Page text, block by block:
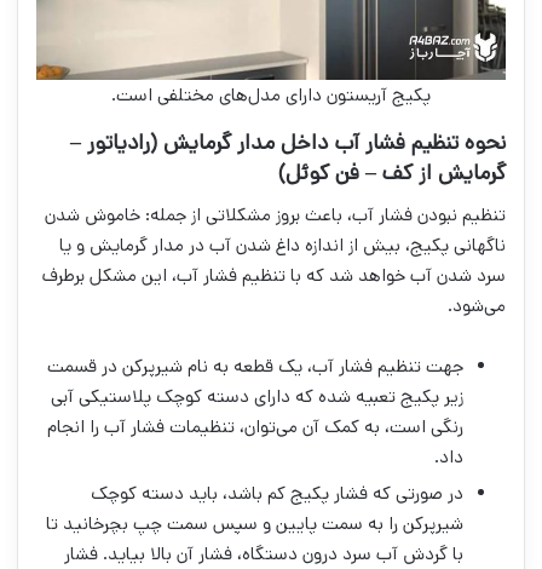
پکیج آریستون دارای مدل‌های مختلفی است.
نحوه تنظیم فشار آب داخل مدار گرمایش (رادیاتور –
گرمایش از کف – فن کوئل)
تنظیم نبودن فشار آب، باعث بروز مشکلاتی از جمله: خاموش شدن
ناگهانی پکیج، بیش از اندازه داغ شدن آب در مدار گرمایش و یا
سرد شدن آب خواهد شد که با تنظیم فشار آب، این مشکل برطرف
می‌شود.
جهت تنظیم فشار آب، یک قطعه به نام شیرپرکن در قسمت
زیر پکیج تعبیه شده که دارای دسته کوچک پلاستیکی آبی
رنگی است، به کمک آن می‌توان، تنظیمات فشار آب را انجام
داد.
در صورتی که فشار پکیج کم باشد، باید دسته کوچک
شیرپرکن را به سمت پایین و سپس سمت چپ بچرخانید تا
با گردش آب سرد درون دستگاه، فشار آن بالا بیاید. فشار